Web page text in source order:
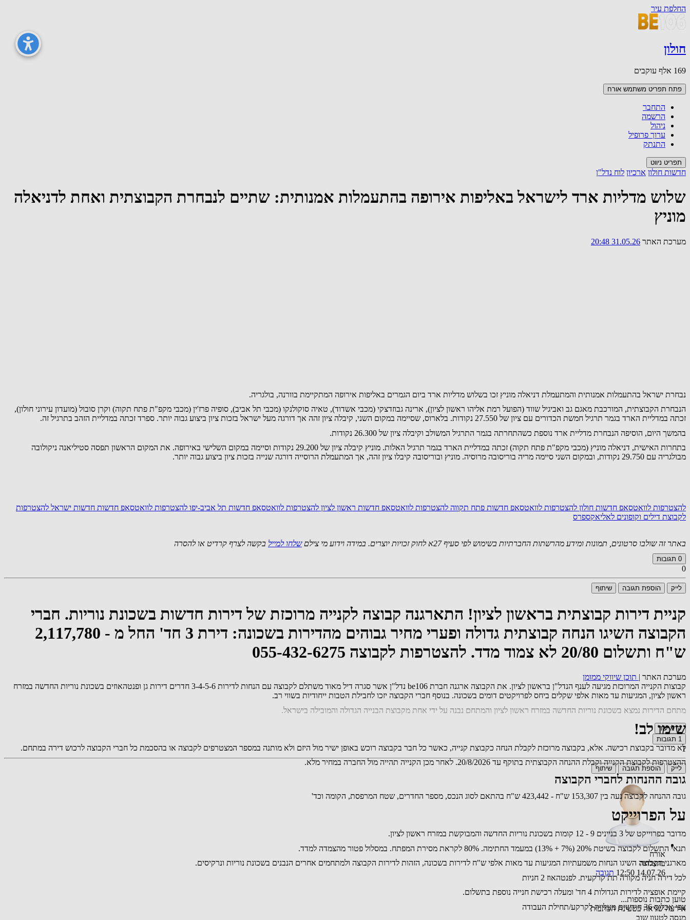
החלפת עיר
חולון
169 אלף עוקבים
פתח תפריט משתמש אורח
התחבר
הרשמה
ניהול
ערוך פרופיל
התנתק
תפריט ניווט
חדשות חולון ארכיון לוח נדל"ן
שלוש מדליות ארד לישראל באליפות אירופה בהתעמלות אמנותית: שתיים לנבחרת הקבוצתית ואחת לדניאלה
מוניץ
מערכת האתר 31.05.26 20:48
נבחרת ישראל בהתעמלות אמנותית והמתעמלת דניאלה מוניץ זכו בשלוש מדליות ארד ביום הגמרים באליפות אירופה המתקיימת בוורנה, בולגריה.
הנבחרת הקבוצתית, המורכבת מאגם גב ואביגיל שווד (הפועל רמת אליהו ראשון לציון), ארינה גבוזדצקי (מכבי אשדוד), טאיה סוקולנקו (מכבי תל אביב), סופיה פרז'ין (מכבי מקפ"ת פתח תקוה) וקרן סובול (מועדון עירוני חולון),
זכתה במדליית הארד בגמר תרגיל חמשת הכדורים עם ציון של 27.550 נקודות. בלארוס, שסיימה במקום השני, קיבלה ציון זהה אך דורגה מעל ישראל בזכות ציון ביצוע גבוה יותר. ספרד זכתה במדליית הזהב בתרגיל זה.
בהמשך היום, הוסיפה הנבחרת מדליית ארד נוספת כשהתחרתה בגמר התרגיל המשולב וקיבלה ציון של 26.300 נקודות.
בתחרות האישית, דניאלה מוניץ (מכבי מקפ"ת פתח תקוה) זכתה במדליית הארד בגמר תרגיל האלות. מוניץ קיבלה ציון של 29.200 נקודות וסיימה במקום השלישי באירופה. את המקום הראשון תפסה סטיליאנה ניקולובה
מבולגריה עם 29.750 נקודות, ובמקום השני סיימה מריה בוריסובה מרוסיה. מוניץ ובוריסובה קיבלו ציון זהה, אך המתעמלת הרוסייה דורגה שנייה בזכות ציון ביצוע גבוה יותר.
להצטרפות לוואטסאפ חדשות חולון להצטרפות לוואטסאפ חדשות פתח תקווה להצטרפות לוואטסאפ חדשות ראשון לציון להצטרפות לוואטסאפ חדשות תל אביב-יפו להצטרפות לוואטסאפ חדשות חדשות ישראל להצטרפות
לקבוצת דילים וקופונים לאליאקספרס
באתר זה שולבו סרטונים, תמונות ומידע מהרשתות החברתיות בשימוש לפי סעיף 27א לחוק זכויות יוצרים. במידה וידוע מי צילם שלחו למייל בקשה לצרף קרדיט או להסרה
0 תגובות
0
לייק הוספת תגובה שיתוף
קניית דירות קבוצתית בראשון לציון! התארגנה קבוצה לקנייה מרוכזת של דירות חדשות בשכונת נוריות. חברי
הקבוצה השיגו הנחה קבוצתית גדולה ופערי מחיר גבוהים מהדירות בשכונה: דירת 3 חד' החל מ - 2,117,780
ש"ח ותשלום 20/80 לא צמוד מדד. להצטרפות לקבוצה 055-432-6275
מערכת האתר | תוכן שיווקי ממומן
קבוצות הקנייה המרוכזת מגיעה לענף הנדל"ן בראשון לציון. את הקבוצה ארגנה חברת be106 נדל"ן אשר סגרה דיל מאוד משתלם לקבוצה עם הנחות לדירות 3-4-5-6 חדרים דירות גן ופנטהאוזים בשכונת נוריות החדשה במזרח
ראשון לציון, המגיעות עד מאות אלפי שקלים ביחס לפרויקטים דומים בשכונה. בנוסף חברי הקבוצה יזכו לחבילת הטבות ייחודיות בשווי רב.
מתחם הדירות נמצא בשכונת נוריות החדשה במזרח ראשון לציון והמתחם נבנה על ידי אחת מקבוצת הבנייה הגדולה והמובילה בישראל.
שימו לב!
לא מדובר בקבוצת רכישה. אלא, בקבוצה מרוכזת לקבלת הנחה כקבוצת קנייה, כאשר כל חבר בקבוצה רוכש באופן ישיר מול היזם ולא מותנה במספר המצטרפים לקבוצה או בהסכמת כל חברי הקבוצה לרכוש דירה במתחם.
ההצטרפות לקבוצת הקנייה וקבלת ההנחה הקבוצתית בתוקף עד 20/8/2026. לאחר מכן הקנייה תהייה מול החברה במחיר מלא.
גובה ההנחות לחברי הקבוצה
גובה ההנחה לקבוצה נעה בין 153,307 ש"ח - 423,442 ש"ח בהתאם לסוג הנכס, מספר החדרים, שטח המרפסת, הקומה וכד'
על הפרוייקט
מדובר בפרוייקט של 3 בניינים 9 - 12 קומות בשכונת נוריות החדשה והמבוקשת במזרח ראשון לציון.
תנאי התשלום לקבוצה בשיטת 20% (7% + 13%) במעמד החתימה. 80% לקראת מסירת המפתח. במסלול פטור מהצמדה למדד.
מארגני הקבוצה השיגו הנחות משמעתיות המגיעות עד מאות אלפי ש"ח לדירות בשכונה, הזהות לדירות הקבוצה ולמתחמים אחרים הנבנים בשכונת נוריות ונרקיסים.
לכל דירה חניה מקורה תת קרקעית. לפנטהאוז 2 חניות
קיימת אופציה לדירות הגדולות 4 חד' ומעלה רכישת חנייה נוספת בתשלום.
צפי אכלוס 36 חודשים מעלייה לקרקע/תחילת העבודה
קרא עוד
1 תגובות
1
לייק הוספת תגובה שיתוף
אורח
בהצלחה
14.07.26 12:50
תגובה
טוען כתבות נוספות...
אירעה שגיאה בטעינת הכתבות
מנסה לטעון שוב